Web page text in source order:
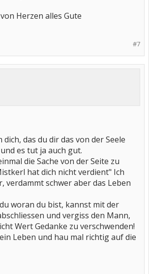
Herzen alles Gute
#7
das du dir das von der Seele
es tut ja auch gut.
die Sache von der Seite zu
hat dich nicht verdient" Ich
verdammt schwer aber das Leben
woran du bist, kannst mit der
und vergiss den Mann,
Wert Gedanke zu verschwenden!
Leben und hau mal richtig auf die